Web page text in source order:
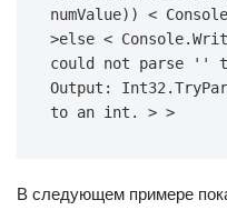
numValue)) <
>else <
could not parse
Output:
to an int. > >
В следующем примере